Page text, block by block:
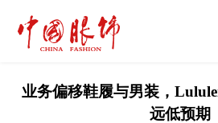
业务偏移鞋履与男装，
远低预期